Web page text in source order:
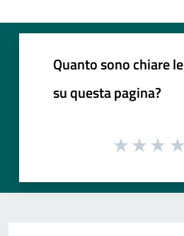
Quanto sono chiare
su questa pagina?